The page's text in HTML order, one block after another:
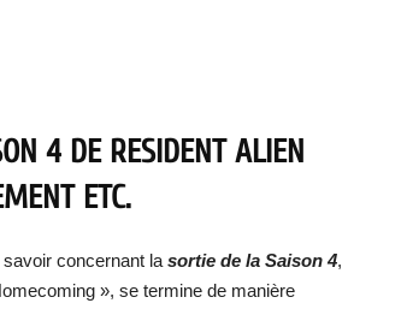
4 DE RESIDENT ALIEN
ETC.
concernant la sortie de la Saison 4,
», se termine de manière